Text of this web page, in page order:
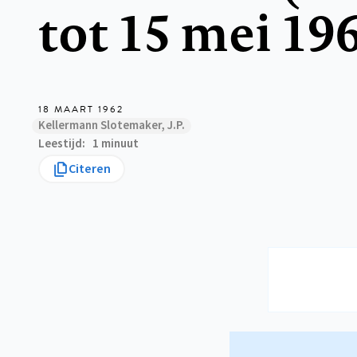
tot 15 mei
18 MAART 1962
Kellermann Slotemaker, J.P.
Leestijd
1 minuut
Citeren